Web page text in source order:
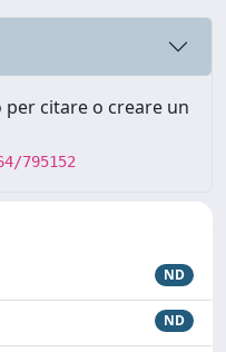
citare o creare un
795152
ND
ND